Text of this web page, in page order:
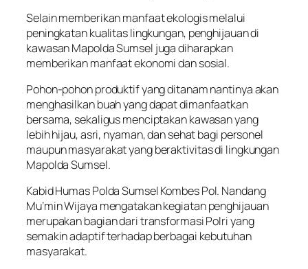
Selain memberikan manfaat ekologis melalui
peningkatan kualitas lingkungan, penghijauan di
kawasan Mapolda Sumsel juga diharapkan
memberikan manfaat ekonomi dan sosial.
Pohon-pohon produktif yang ditanam nantinya akan
menghasilkan buah yang dapat dimanfaatkan
bersama, sekaligus menciptakan kawasan yang
lebih hijau, asri, nyaman, dan sehat bagi personel
maupun masyarakat yang beraktivitas di lingkungan
Mapolda Sumsel.
Kabid Humas Polda Sumsel Kombes Pol. Nandang
Mu’min Wijaya mengatakan kegiatan penghijauan
merupakan bagian dari transformasi Polri yang
semakin adaptif terhadap berbagai kebutuhan
masyarakat.